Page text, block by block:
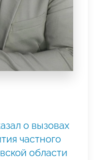
о вызовах
частного
области